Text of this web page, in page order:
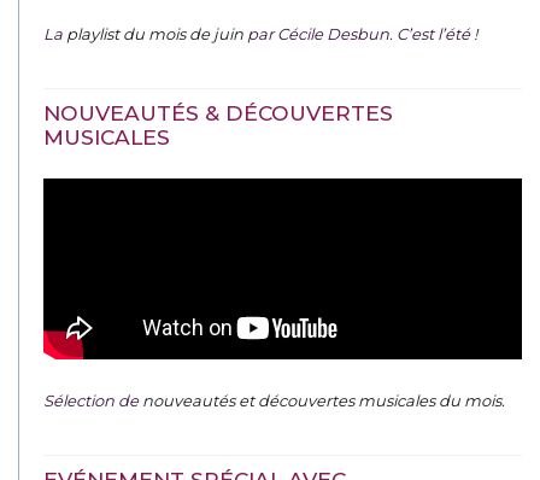
La playlist du mois de juin par Cécile Desbun. C’est l’été !
NOUVEAUTÉS & DÉCOUVERTES
MUSICALES
Sélection denouveautés et découvertes musicales du mois.